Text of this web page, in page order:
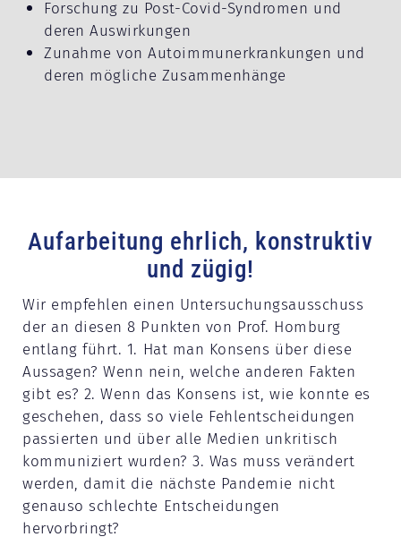
Forschung zu Post-Covid-Syndromen und
deren Auswirkungen
Zunahme von Autoimmunerkrankungen und
deren mögliche Zusammenhänge
Aufarbeitung ehrlich, konstruktiv
und zügig!
Wir empfehlen einen Untersuchungsausschuss
der an diesen 8 Punkten von Prof. Homburg
entlang führt. 1. Hat man Konsens über diese
Aussagen? Wenn nein, welche anderen Fakten
gibt es? 2. Wenn das Konsens ist, wie konnte es
geschehen, dass so viele Fehlentscheidungen
passierten und über alle Medien unkritisch
kommuniziert wurden? 3. Was muss verändert
werden, damit die nächste Pandemie nicht
genauso schlechte Entscheidungen
hervorbringt?